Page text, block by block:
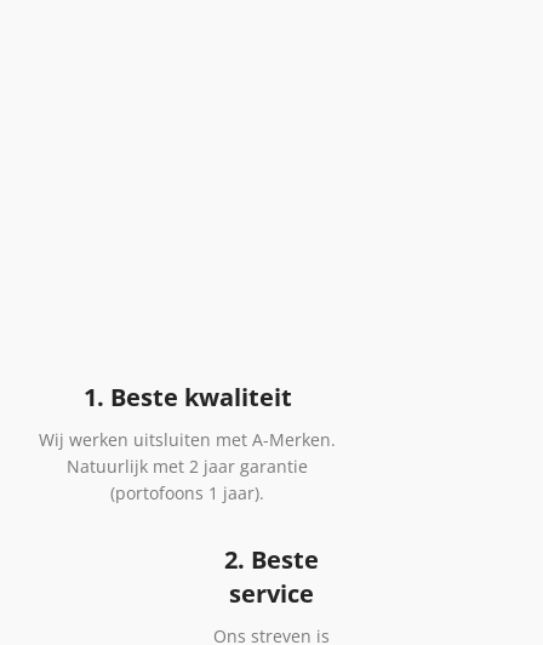
1. Beste kwaliteit
Wij werken uitsluiten met A-Merken.
Natuurlijk met 2 jaar garantie
(portofoons 1 jaar).
2. Beste
service
Ons streven is